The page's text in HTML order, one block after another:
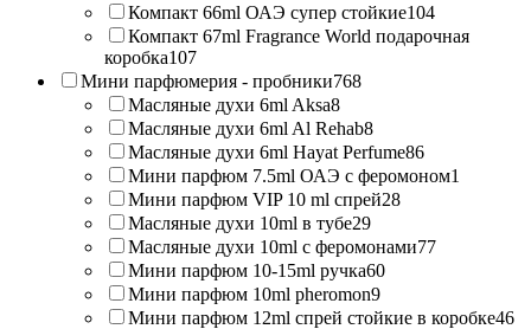
Компакт 66ml ОАЭ супер стойкие104
Компакт 67ml Fragrance World подарочная
коробка107
Мини парфюмерия - пробники768
Масляные духи 6ml Aksa8
Масляные духи 6ml Al Rehab8
Масляные духи 6ml Hayat Perfume86
Мини парфюм 7.5ml ОАЭ с феромоном1
Мини парфюм VIP 10 ml спрей28
Масляные духи 10ml в тубе29
Масляные духи 10ml с феромонами77
Мини парфюм 10-15ml ручка60
Мини парфюм 10ml pheromon9
Мини парфюм 12ml спрей стойкие в коробке46